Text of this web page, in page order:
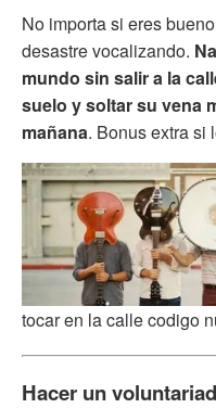
No importa si eres
desastre vocalizando.
mundo sin salir a la
suelo y soltar su vena
mañana. Bonus extra si
tocar en la calle codigo
Hacer un